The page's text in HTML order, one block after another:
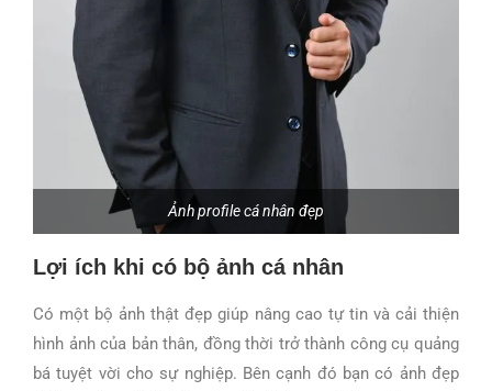
Ảnh profile cá nhân đẹp
Lợi ích khi có bộ ảnh cá nhân
Có một bộ ảnh thật đẹp giúp nâng cao tự tin và cải thiện
hình ảnh của bản thân, đồng thời trở thành công cụ quảng
bá tuyệt vời cho sự nghiệp. Bên cạnh đó bạn có ảnh đẹp